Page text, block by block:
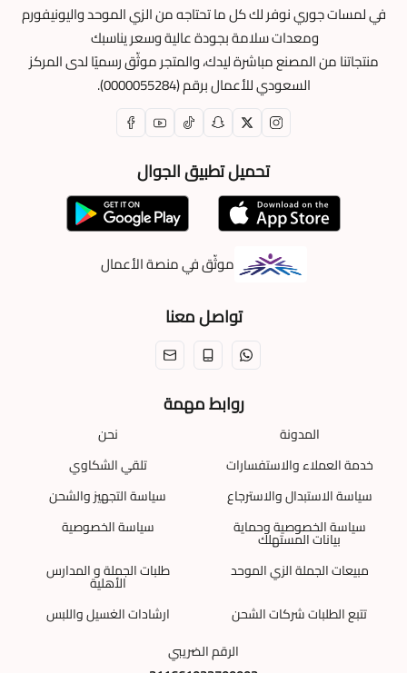
في لمسات جوري نوفر لك كل ما تحتاجه من الزي الموحد واليونيفورم
ومعدات سلامة بجودة عالية وسعر يناسبك
منتجاتنا من المصنع مباشرة ليدك، والمتجر موثّق رسميًا لدى المركز
السعودي للأعمال برقم (0000055284).
تحميل تطبيق الجوال
موثّق في منصة الأعمال
تواصل معنا
روابط مهمة
المدونة
نحن
خدمة العملاء والاستفسارات
تلقي الشكاوي
سياسة الاستبدال والاسترجاع
سياسة التجهيز والشحن
سياسة الخصوصية وحماية
بيانات المستهلك
سياسة الخصوصية
مبيعات الجملة الزي الموحد
طلبات الجملة و المدارس
الأهلية
تتبع الطلبات شركات الشحن
ارشادات الغسيل واللبس
الرقم الضريبي